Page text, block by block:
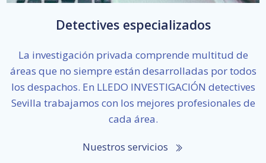
Detectives especializados
La investigación privada comprende multitud de
áreas que no siempre están desarrolladas por todos
los despachos. En LLEDO INVESTIGACIÓN detectives
Sevilla trabajamos con los mejores profesionales de
cada área.
Nuestros servicios